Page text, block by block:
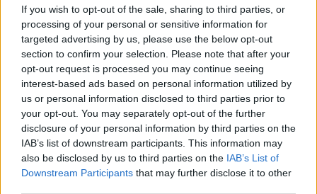
If you wish to opt-out of the sale, sharing to third parties, or
processing of your personal or sensitive information for
targeted advertising by us, please use the below opt-out
section to confirm your selection. Please note that after your
opt-out request is processed you may continue seeing
interest-based ads based on personal information utilized by
us or personal information disclosed to third parties prior to
your opt-out. You may separately opt-out of the further
disclosure of your personal information by third parties on the
IAB’s list of downstream participants. This information may
also be disclosed by us to third parties on the IAB’s List of
Downstream Participants that may further disclose it to other
Πολιτική Απορρήτου& Όροι Χρήσης της Google.
Κόσμος
ΝΑΡΚΗ
ΤΑΝΚΕΡ
Share:
Ακολουθήστε το Νewsit.gr στοGoogle News και
ενημερωθείτε πρώτοι για όλη την ειδησεογραφία και τα
τελευταία νέα
της ημέρας